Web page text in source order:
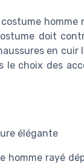
homme
doit
en cuir
choix des
élégante
rayé